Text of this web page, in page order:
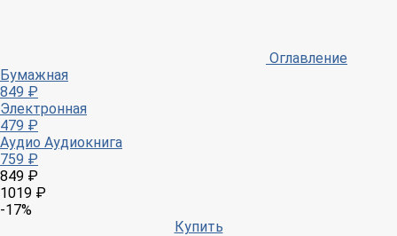
Оглавление
Бумажная
849 ₽
Электронная
479 ₽
Аудио Аудиокнига
759 ₽
849 ₽
1019 ₽
-17%
Купить